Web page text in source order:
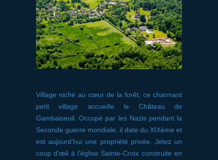
Village niché au cœur de la forêt, ce charmant
petit village accueille le Château de
Gambaiseuil. Occupé par les Nazis pendant la
Seconde guerre mondiale, il date du XIXème et
est aujourd’hui une propriété privée. Jetez un
coup d’œil à l’église Sainte-Croix construite en